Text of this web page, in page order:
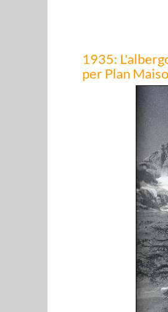
1935:
per Plan